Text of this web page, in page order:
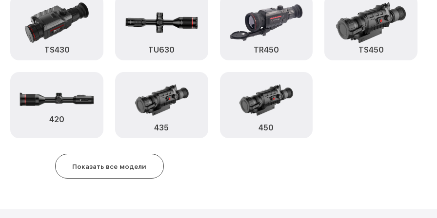
Замена процессора CPU TR650 Guide от 3500₽ Заказать
Заказать
Восстановление цепи питания TR650 Guide
Замена дисплея TR650 Guide
Замена объектива TR650 Guide
Ремонт платы управления (восстановление)
TR650 Guide
TS430 TU630 TR450 TS450
420
435
450
Показать все модели